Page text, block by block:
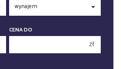
CENA DO
zł